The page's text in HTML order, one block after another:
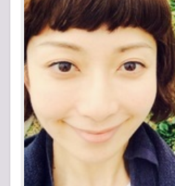
ジム
だっ
た
ヴァ
イと
アル
ミン